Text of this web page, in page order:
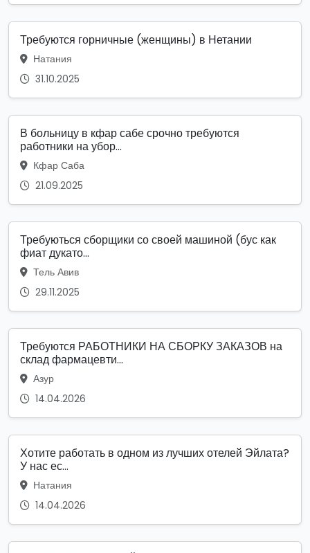
Требуются горничные (женщины) в Нетании
Натания
31.10.2025
В больницу в кфар сабе срочно требуются
работники на убор...
Кфар Саба
21.09.2025
Требуються сборщики со своей машиной (бус как
фиат дукато...
Тель Авив
29.11.2025
Требуются РАБОТНИКИ НА СБОРКУ ЗАКАЗОВ на
склад фармацевти...
Азур
14.04.2026
Хотите работать в одном из лучших отелей Эйлата?
У нас ес...
Натания
14.04.2026